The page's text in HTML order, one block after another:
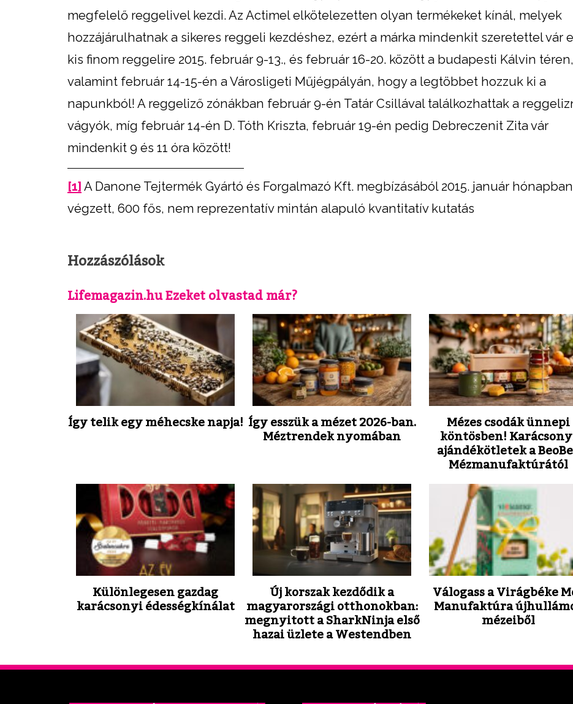
megfelelő reggelivel kezdi. Az Actimel elkötelezetten olyan termékeket kínál, melyek
hozzájárulhatnak a sikeres reggeli kezdéshez, ezért a márka mindenkit szeretettel vár
kis finom reggelire 2015. február 9-13., és február 16-20. között a budapesti Kálvin téren,
valamint február 14-15-én a Városligeti Műjégpályán, hogy a legtöbbet hozzuk ki a
napunkból! A reggeliző zónákban február 9-én Tatár Csillával találkozhattak a
vágyók, míg február 14-én D. Tóth Kriszta, február 19-én pedig Debreczenit Zita vár
mindenkit 9 és 11 óra között!
[1] A Danone Tejtermék Gyártó és Forgalmazó Kft. megbízásából 2015. január hónapban
végzett, 600 fős, nem reprezentatív mintán alapuló kvantitatív kutatás
Hozzászólások
Lifemagazin.hu Ezeket olvastad már?
Így telik egy méhecske napja! Így esszük a mézet 2026-ban.
Méztrendek nyomában
Mézes csodák ünnepi
köntösben!
ajándékötletek a
Mézmanufaktúrától
Különlegesen gazdag
karácsonyi édességkínálat
Új korszak kezdődik a
magyarországi otthonokban:
megnyitott a SharkNinja első
hazai üzlete a Westendben
Válogass a Virágbéke
Manufaktúra
mézeiből